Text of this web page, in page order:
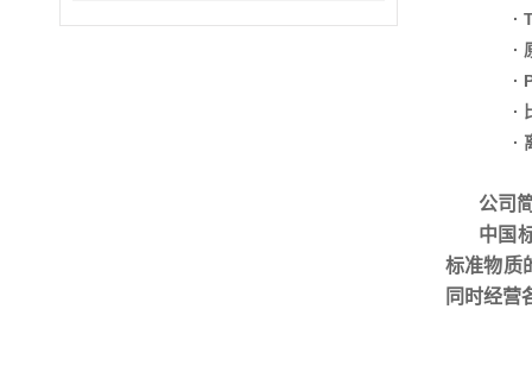
·
·
·
·
·
公司
中国
标准物质
同时经营